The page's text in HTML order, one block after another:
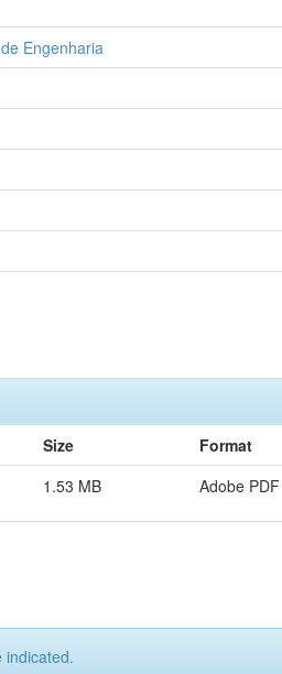
Engenharia
Size
Format
1.53 MB Adobe PDF
indicated.